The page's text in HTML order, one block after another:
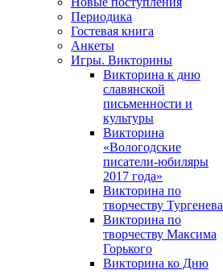
Периодика
Гостевая книга
Анкеты
Игры. Викторины
Викторина к дню
славянской
письменности и
культуры
Викторина
«Вологодские
писатели-юбиляры
2017 года»
Викторина по
творчеству Тургенева
Викторина по
творчеству Максима
Горького
Викторина ко Дню